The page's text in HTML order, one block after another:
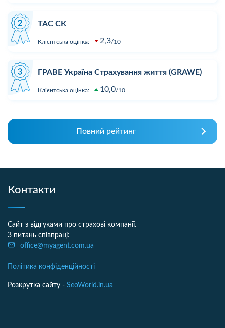
ТАС СК
Клієнтська оцінка: 2,3 10
ГРАВЕ Україна Страхування життя (GRAWE)
Клієнтська оцінка: 10,0 10
Повний рейтинг
Контакти
Сайт з відгуками про страхові компанії.
З питань співпраці:
office@myagent.com.ua
Політика конфіденційності
Розкрутка сайту - SeoWorld.in.ua